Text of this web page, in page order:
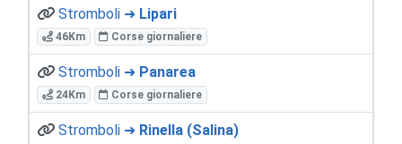
Stromboli ➜ Lipari
46Km Corse giornaliere
Stromboli ➜ Panarea
24Km Corse giornaliere
Stromboli ➜ Rinella (Salina)